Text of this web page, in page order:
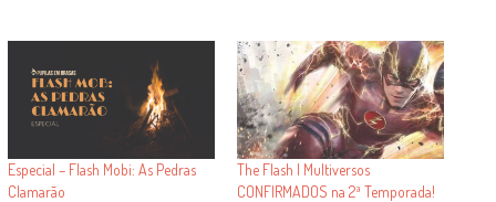
Especial – Flash Mobi: As Pedras
Clamarão
The Flash | Multiversos
CONFIRMADOS na 2ª Temporada!